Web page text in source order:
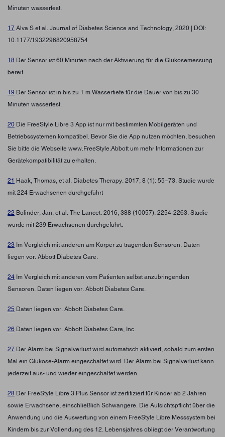
Minuten wasserfest.
17 Alva S et al. Journal of Diabetes Science and Technology, 2020 | DOI:
10.1177/1932296820958754
18 Der Sensor ist 60 Minuten nach der Aktivierung für die Glukosemessung
bereit.
19 Der Sensor ist in bis zu 1 m Wassertiefe für die Dauer von bis zu 30
Minuten wasserfest.
20 Die FreeStyle Libre 3 App ist nur mit bestimmten Mobilgeräten und
Betriebssystemen kompatibel. Bevor Sie die App nutzen möchten, besuchen
Sie bitte die Webseite www.FreeStyle.Abbott um mehr Informationen zur
Gerätekompatibilität zu erhalten.
21 Haak, Thomas, et al. Diabetes Therapy. 2017; 8 (1): 55–73. Studie wurde
mit 224 Erwachsenen durchgeführt
22 Bolinder, Jan, et al. The Lancet. 2016; 388 (10057): 2254-2263. Studie
wurde mit 239 Erwachsenen durchgeführt.
23 Im Vergleich mit anderen am Körper zu tragenden Sensoren. Daten
liegen vor. Abbott Diabetes Care.
24 Im Vergleich mit anderen vom Patienten selbst anzubringenden
Sensoren. Daten liegen vor. Abbott Diabetes Care.
25 Daten liegen vor. Abbott Diabetes Care.
26 Daten liegen vor. Abbott Diabetes Care, Inc.
27 Der Alarm bei Signalverlust wird automatisch aktiviert, sobald zum ersten
Mal ein Glukose-Alarm eingeschaltet wird. Der Alarm bei Signalverlust kann
jederzeit aus- und wieder eingeschaltet werden.
28 Der FreeStyle Libre 3 Plus Sensor ist zertifiziert für Kinder ab 2 Jahren
sowie Erwachsene, einschließlich Schwangere. Die Aufsichtspflicht über die
Anwendung und die Auswertung von einem FreeStyle Libre Messsystem bei
Kindern bis zur Vollendung des 12. Lebensjahres obliegt der Verantwortung